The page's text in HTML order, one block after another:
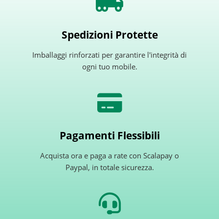
Spedizioni Protette
Imballaggi rinforzati per garantire l'integrità di
ogni tuo mobile.
Pagamenti Flessibili
Acquista ora e paga a rate con Scalapay o
Paypal, in totale sicurezza.